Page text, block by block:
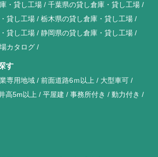
・貸し工場
千葉県の貸し倉庫・貸し工場
貸し工場
栃木県の貸し倉庫・貸し工場
貸し工場
静岡県の貸し倉庫・貸し工場
カタログ
す
専用地域 前面道路6ｍ以上
大型車可
高5m以上 平屋建 事務所付き 動力付き